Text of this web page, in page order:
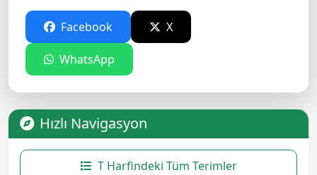
Facebook X
WhatsApp
Hızlı Navigasyon
T Harfindeki Tüm Terimler